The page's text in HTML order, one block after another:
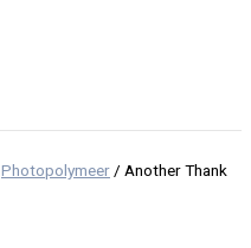
Photopolymeer / Another Thank